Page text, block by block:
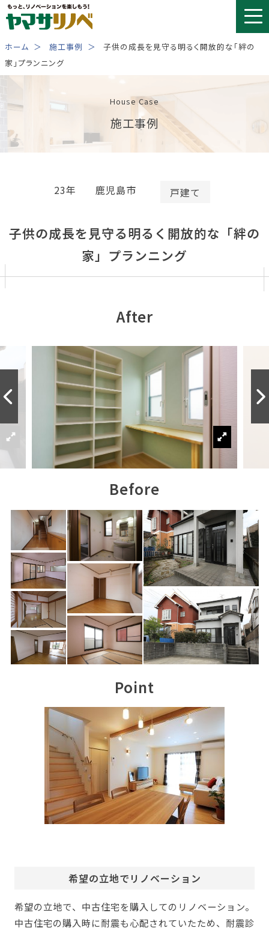
Skip
to
ホーム 施工事例
子供の成長を見守る明るく開放的な「絆の
家」プランニング
House Case
施工事例
23年 鹿児島市 戸建て
子供の成長を見守る明るく開放的な「絆の
家」プランニング
After
Before
Point
希望の立地でリノベーション
希望の立地で、中古住宅を購入してのリノベーション。
中古住宅の購入時に耐震も心配されていたため、耐震診